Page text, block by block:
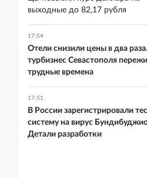
выходные до 82,17 рубля
17:54
Отели снизили цены в два
турбизнес Севастополя
трудные времена
17:51
В России зарегистрировали
систему на вирус
Детали разработки